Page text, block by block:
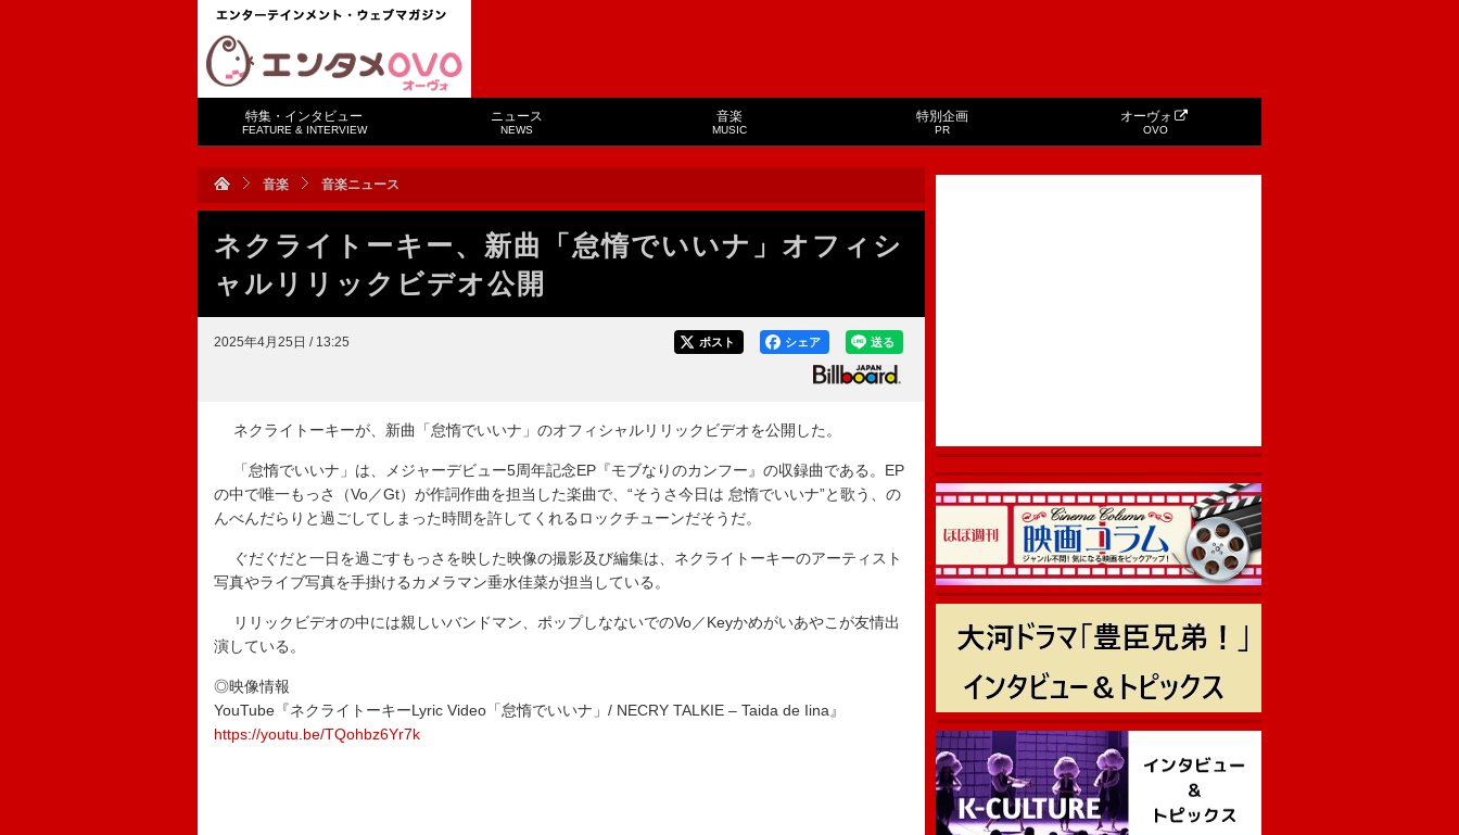
特集・インタビュー
FEATURE & INTERVIEW
ニュース
NEWS
音楽
MUSIC
特別企画
PR
オーヴォ
OVO
音楽 音楽ニュース
ネクライトーキー、新曲「怠惰でいいナ」オフィシ
ャルリリックビデオ公開
2025年4月25日 / 13:25 送る
シェア
ポスト
ネクライトーキーが、新曲「怠惰でいいナ」のオフィシャルリリックビデオを公開した。
「怠惰でいいナ」は、メジャーデビュー5周年記念EP『モブなりのカンフー』の収録曲である。EP
の中で唯一もっさ（Vo／Gt）が作詞作曲を担当した楽曲で、“そうさ今日は 怠惰でいいナ”と歌う、の
んべんだらりと過ごしてしまった時間を許してくれるロックチューンだそうだ。
ぐだぐだと一日を過ごすもっさを映した映像の撮影及び編集は、ネクライトーキーのアーティスト
写真やライブ写真を手掛けるカメラマン垂水佳菜が担当している。
リリックビデオの中には親しいバンドマン、ポップしなないでのVo／Keyかめがいあやこが友情出
演している。
◎映像情報
YouTube『ネクライトーキーLyric Video「怠惰でいいナ」/ NECRY TALKIE – Taida de Iina』
https://youtu.be/TQohbz6Yr7k